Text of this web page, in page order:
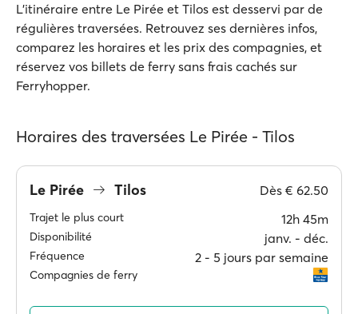
L'itinéraire entre Le Pirée et Tilos est desservi par de
régulières traversées. Retrouvez ses dernières infos,
comparez les horaires et les prix des compagnies, et
réservez vos billets de ferry sans frais cachés sur
Ferryhopper.
Horaires des traversées Le Pirée - Tilos
Le Pirée Tilos Dès € 62.50
Trajet le plus court 12h 45m
Disponibilité janv. ‐ déc.
Fréquence 2 ‐ 5 jours par semaine
Compagnies de ferry